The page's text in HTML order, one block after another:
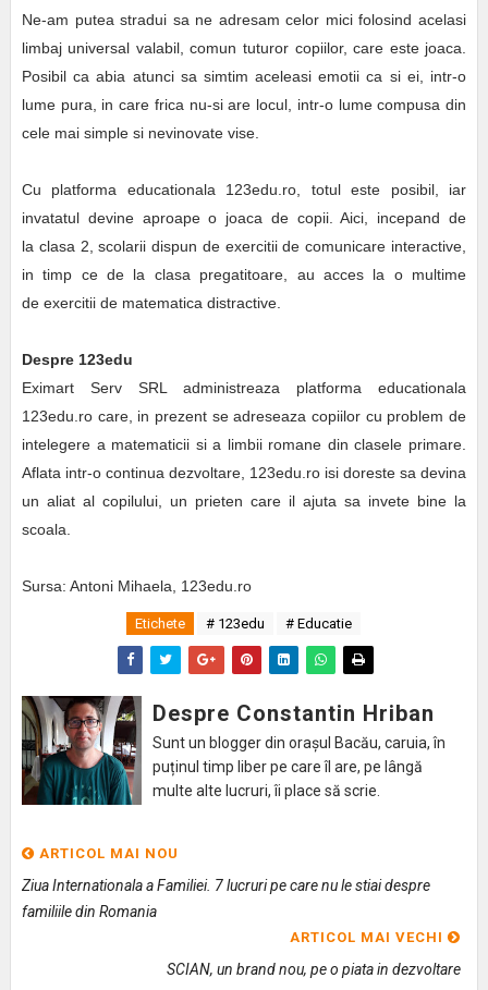
Ne-am putea stradui sa ne adresam celor mici folosind acelasi
limbaj universal valabil, comun tuturor copiilor, care este joaca.
Posibil ca abia atunci sa simtim aceleasi emotii ca si ei, intr-o
lume pura, in care frica nu-si are locul, intr-o lume compusa din
cele mai simple si nevinovate vise.
Cu platforma educationala 123edu.ro, totul este posibil, iar
invatatul devine aproape o joaca de copii. Aici, incepand de
la clasa 2, scolarii dispun de exercitii de comunicare interactive,
in timp ce de la clasa pregatitoare, au acces la o multime
de exercitii de matematica distractive.
Despre 123edu
Eximart Serv SRL administreaza platforma educationala
123edu.ro care, in prezent se adreseaza copiilor cu problem de
intelegere a matematicii si a limbii romane din clasele primare.
Aflata intr-o continua dezvoltare, 123edu.ro isi doreste sa devina
un aliat al copilului, un prieten care il ajuta sa invete bine la
scoala.
Sursa: Antoni Mihaela, 123edu.ro
Etichete # 123edu # Educatie
Despre Constantin Hriban
Sunt un blogger din orașul Bacău, caruia, în
puținul timp liber pe care îl are, pe lângă
multe alte lucruri, îi place să scrie.
ARTICOL MAI NOU
Ziua Internationala a Familiei. 7 lucruri pe care nu le stiai despre
familiile din Romania
ARTICOL MAI VECHI
SCIAN, un brand nou, pe o piata in dezvoltare